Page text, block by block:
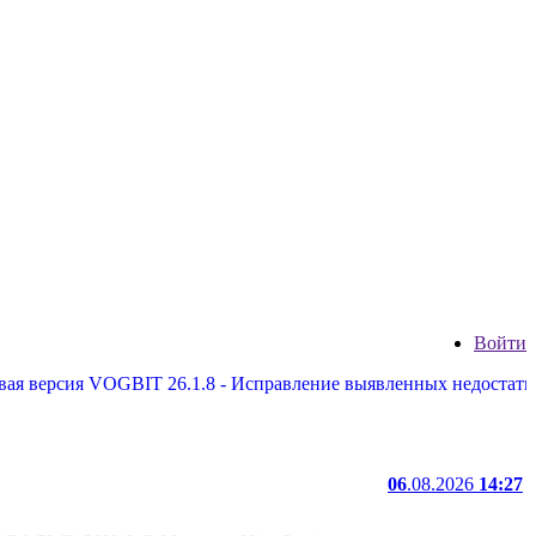
Войти
VOGBIT 26.1.8 - Исправление выявленных недостатков,
06.08.2026 14:27